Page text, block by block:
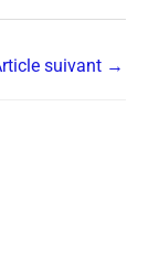
suivant →